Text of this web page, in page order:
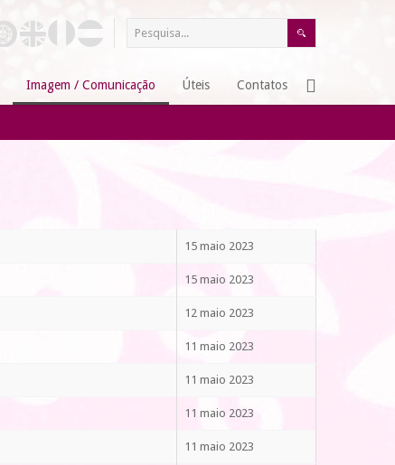
Imagem / Comunicação Úteis Contatos
15 maio 2023
15 maio 2023
12 maio 2023
11 maio 2023
11 maio 2023
11 maio 2023
11 maio 2023